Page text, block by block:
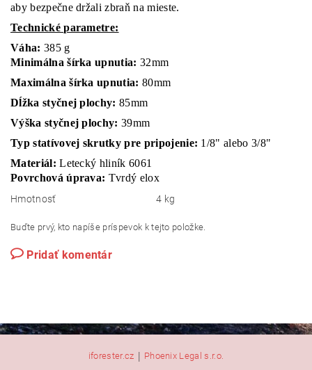
aby bezpečne držali zbraň na mieste.
Technické parametre:
Váha: 385 g
Minimálna šírka upnutia: 32mm
Maximálna šírka upnutia: 80mm
Dĺžka styčnej plochy: 85mm
Výška styčnej plochy: 39mm
Typ statívovej skrutky pre pripojenie: 1/8" alebo 3/8"
Materiál: Letecký hliník 6061
Povrchová úprava: Tvrdý elox
Hmotnosť 4 kg
Buďte prvý, kto napíše príspevok k tejto položke.
Pridať komentár
iforester.cz Phoenix Legal s.r.o.